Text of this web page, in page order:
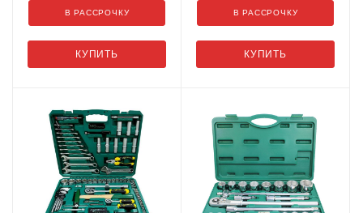
КУПИТЬ
В РАССРОЧКУ
КУПИТЬ
В РАССРОЧКУ